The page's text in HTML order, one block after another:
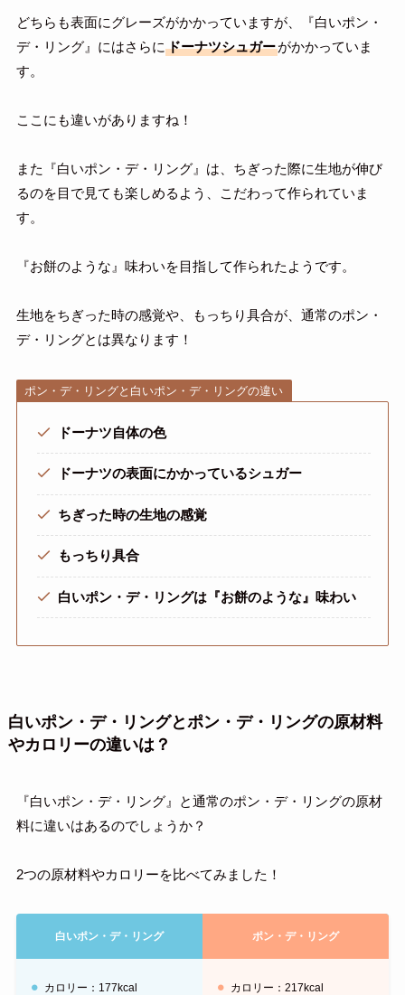
どちらも表面にグレーズがかかっていますが、『白いポン・
デ・リング』にはさらに ドーナツシュガーがかかっていま
す。
ここにも違いがありますね！
また『白いポン・デ・リング』は、ちぎった際に生地が伸び
るのを目で見ても楽しめるよう、こだわって作られていま
す。
『お餅のような』味わいを目指して作られたようです。
生地をちぎった時の感覚や、もっちり具合が、通常のポン・
デ・リングとは異なります！
ポン・デ・リングと白いポン・デ・リングの違い
ドーナツ自体の色
ドーナツの表面にかかっているシュガー
ちぎった時の生地の感覚
もっちり具合
白いポン・デ・リングは『お餅のような』味わい
白いポン・デ・リングとポン・デ・リングの原材料
やカロリーの違いは？
『白いポン・デ・リング』と通常のポン・デ・リングの原材
料に違いはあるのでしょうか？
2つの原材料やカロリーを比べてみました！
白いポン・デ・リング ポン・デ・リング
カロリー：177kcal
カロリー：217kcal